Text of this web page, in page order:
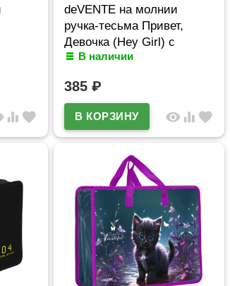
equalizer favorite
deVENTE на молнии
ручка-тесьма Привет,
Девочка (Hey Girl) с
расширением арт.8057501
В наличии
385₽
visibility equalizer favorite